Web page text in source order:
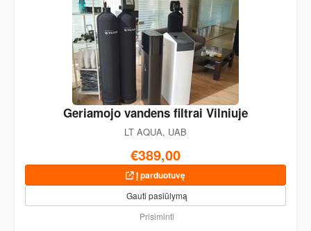
Geriamojo vandens filtrai Vilniuje
LT AQUA, UAB
€389,00
Į parduotuvę
Gauti pasiūlymą
Prisiminti